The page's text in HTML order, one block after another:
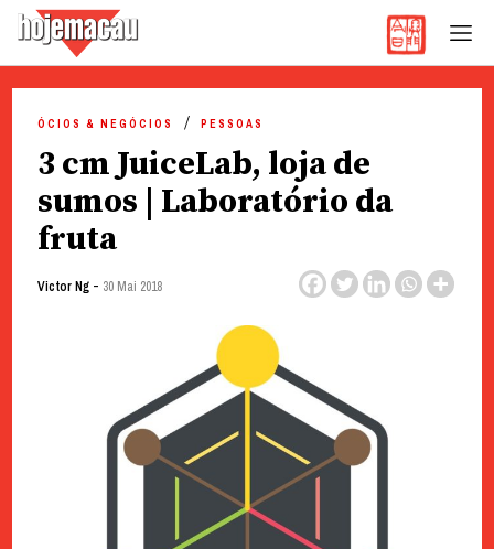
content
ÓCIOS & NEGÓCIOS PESSOAS
3 cm JuiceLab, loja de
sumos | Laboratório da
fruta
Victor Ng- 30 Mai 2018